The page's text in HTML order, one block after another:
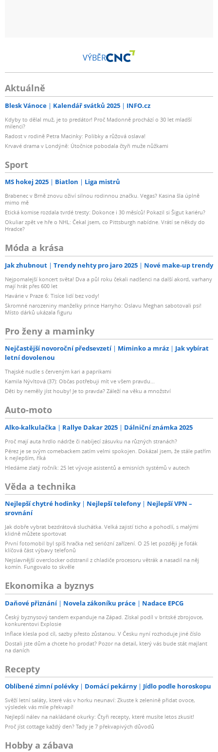
VÝBĚR
Aktuálně
Blesk Vánoce Kalendář svátků 2025 INFO.cz
Kdyby to dělal muž, je to predátor! Proč Madonně prochází o 30 let mladší
milenci?
Radost v rodině Petra Macinky: Polibky a růžová oslava!
Krvavé drama v Londýně: Útočnice pobodala čtyři muže nůžkami
Sport
MS hokej 2025 Biatlon Liga mistrů
Brabenec v Brně znovu oživí silnou rodinnou značku. Vegas? Kasina šla úplně
mimo mě
Etická komise rozdala tvrdé tresty: Dokonce i 30 měsíců! Pokazil si Šigut kariéru?
Okuliar zpět ve hře o NHL: Čekal jsem, co Pittsburgh nabídne. Vrátí se někdy do
Hradce?
Móda a krása
Jak zhubnout Trendy nehty pro jaro 2025 Nové make-up trendy
Nejpomalejší koncert světa! Dva a půl roku čekali nadšenci na další akord, varhany
mají hrát přes 600 let
Havárie v Praze 6: Tisíce lidí bez vody!
Skromné narozeniny manželky prince Harryho: Oslavu Meghan sabotovali psi!
Místo dárků ukázala figuru
Pro ženy a maminky
Nejčastější novoroční předsevzetí Miminko a mráz
Jak vybírat
letní dovolenou
Thajské nudle s červeným kari a paprikami
Kamila Nývltová (37): Občas potřebuji mít ve všem pravdu...
Děti by neměly jíst houby! Je to pravda? Záleží na věku a množství
Auto-moto
Alko-kalkulačka Rallye Dakar 2025 Dálniční známka 2025
Proč mají auta hrdlo nádrže či nabíjecí zásuvku na různých stranách?
Pérez je se svým comebackem zatím velmi spokojen. Dokázal jsem, že stále patřím
k nejlepším, říká
Hledáme zlatý ročník: 25 let vývoje asistentů a emisních systémů v autech
Věda a technika
Nejlepší chytré hodinky Nejlepší telefony
Nejlepší VPN –
srovnání
Jak dobře vybrat bezdrátová sluchátka. Velká zajistí ticho a pohodlí, s malými
klidně můžete sportovat
První fotomobil byl spíš hračka než seriózní zařízení. O 25 let později je foťák
klíčová část výbavy telefonů
Nejslavnější overclocker odstranil z chladiče procesoru větrák a nasadil na něj
komín. Fungovalo to skvěle
Ekonomika a byznys
Daňové přiznání Novela zákoníku práce Nadace EPCG
Český byznysový tandem expanduje na Západ. Získal podíl v britské zbrojovce,
konkurentovi Explosie
Inflace klesla pod cíl, sazby přesto zůstanou. V Česku nyní rozhoduje jiné číslo
Dostali jste dům a chcete ho prodat? Pozor na detail, který vás bude stát majlant
na daních
Recepty
Oblíbené zimní polévky Domácí pekárny Jídlo podle horoskopu
Svěží letní saláty, které vás v horku neunaví: Zkuste k zelenině přidat ovoce,
výsledek vás mile překvapí!
Nejlepší nálev na nakládané okurky: Čtyři recepty, které musíte letos zkusit!
Proč jíst cottage každý den? Tady je 7 překvapivých důvodů
Hobby a zábava